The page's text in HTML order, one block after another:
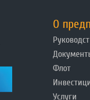
О
Флот
Услуги